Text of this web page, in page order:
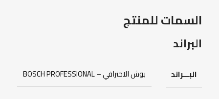
السمات للمنتج
البراند
البـــراند بوش الاحترافي – BOSCH PROFESSIONAL